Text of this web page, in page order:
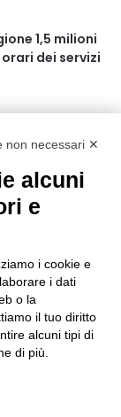
1,5 milioni
dei servizi
weekend di
il volume
non necessari ✕
alcuni
e
i cookie e
i dati
o la
il tuo diritto
alcuni tipi di
di più.